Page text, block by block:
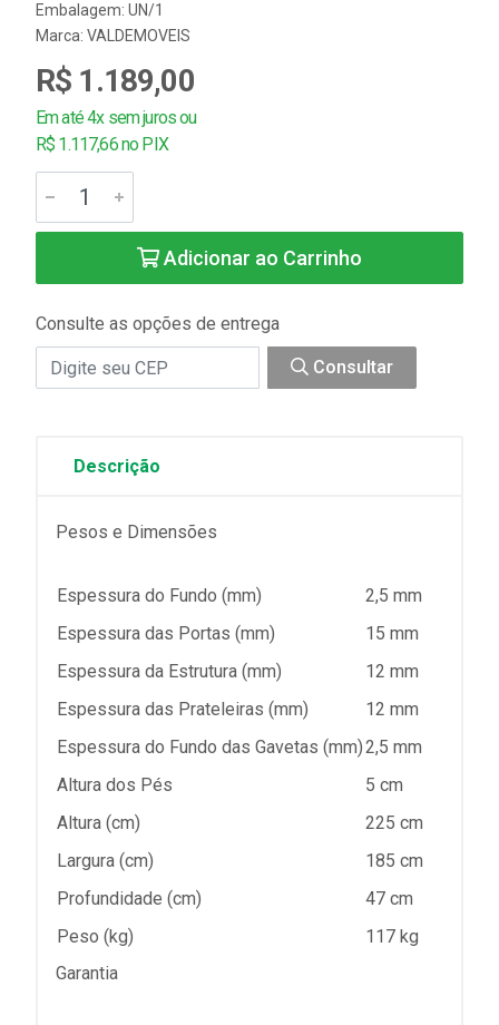
Embalagem: UN/1
Marca: VALDEMOVEIS
R$ 1.189,00
Em até 4x sem juros ou
R$ 1.117,66 no PIX
Adicionar ao Carrinho
Consulte as opções de entrega
Consultar
Descrição
Pesos e Dimensões
Espessura do Fundo (mm)
2,5 mm
Espessura das Portas (mm)
15 mm
Espessura da Estrutura (mm)
12 mm
Espessura das Prateleiras (mm)
12 mm
Espessura do Fundo das Gavetas (mm)2,5 mm
Altura dos Pés
5 cm
Altura (cm)
225 cm
Largura (cm)
185 cm
Profundidade (cm)
47 cm
Peso (kg)
117 kg
Garantia